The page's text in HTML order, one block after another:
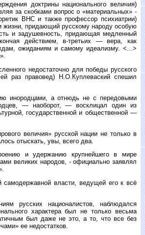
доктрины национального величия)
за скобками вопрос о «материальных» -
ВНС и также профессор психиатрии)
жизни, придающий русскому народу особую
и задушевность, придающая медленный
действием, в-третьих — вера, как
ожиданиям и самому идеализму. <...>
недостаточно для победы русского
раз правовед) Н.О.Куплеваский спешил
инородцами, а отнюдь не с передовыми
— наоборот, — восклицал один из
государственной и общественной —
величия» русской нации не только в
отыскать, увы, всего два.
и удержанию крупнейшего в мире
великих народов, - официально заявлял
самодержавной власти, ведущей его к всё
русских националистов, наблюдался
характера был не только весьма
был даже не это, а то, что все без
ее недостатков.